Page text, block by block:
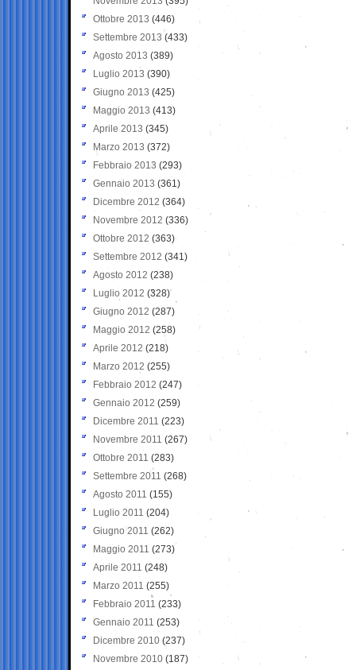
Ottobre 2013 (446)
Settembre 2013 (433)
Agosto 2013 (389)
Luglio 2013 (390)
Giugno 2013 (425)
Maggio 2013 (413)
Aprile 2013 (345)
Marzo 2013 (372)
Febbraio 2013 (293)
Gennaio 2013 (361)
Dicembre 2012 (364)
Novembre 2012 (336)
Ottobre 2012 (363)
Settembre 2012 (341)
Agosto 2012 (238)
Luglio 2012 (328)
Giugno 2012 (287)
Maggio 2012 (258)
Aprile 2012 (218)
Marzo 2012 (255)
Febbraio 2012 (247)
Gennaio 2012 (259)
Dicembre 2011 (223)
Novembre 2011 (267)
Ottobre 2011 (283)
Settembre 2011 (268)
Agosto 2011 (155)
Luglio 2011 (204)
Giugno 2011 (262)
Maggio 2011 (273)
Aprile 2011 (248)
Marzo 2011 (255)
Febbraio 2011 (233)
Gennaio 2011 (253)
Dicembre 2010 (237)
Novembre 2010 (187)